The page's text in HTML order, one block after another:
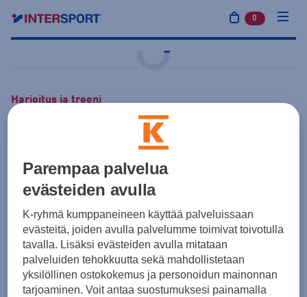
0 tuotetta
Harjoitus ja treeni
Entrada26 Training
39,50 € Kirkkaansininen
Hinta sisältää painatukset:
Seuralogo ARVO
Tuotteen hinta ennen painatuksia 36,00 €
Yksilötilaus Joukkuetilaus
Parempaa palvelua
evästeiden avulla
K-ryhmä kumppaneineen käyttää palveluissaan
evästeitä, joiden avulla palvelumme toimivat toivotulla
tavalla. Lisäksi evästeiden avulla mitataan
palveluiden tehokkuutta sekä mahdollistetaan
yksilöllinen ostokokemus ja personoidun mainonnan
tarjoaminen. Voit antaa suostumuksesi painamalla